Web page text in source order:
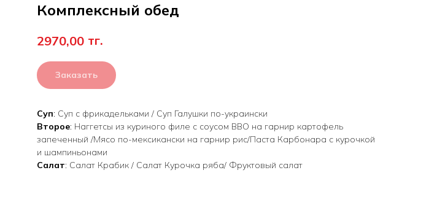
Комплексный обед
2970,00 тг.
Заказать
Суп: Суп с фрикадельками / Суп Галушки по-украински
Второе: Наггетсы из куриного филе с соусом ВВО на гарнир картофель
запеченный /Мясо по-мексикански на гарнир рис/Паста Карбонара с курочкой
и шампиньонами
Салат: Салат Крабик / Салат Курочка ряба/ Фруктовый салат